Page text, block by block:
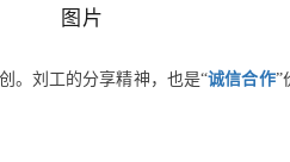
。 刘工的分享精神， 也是“诚信合作”